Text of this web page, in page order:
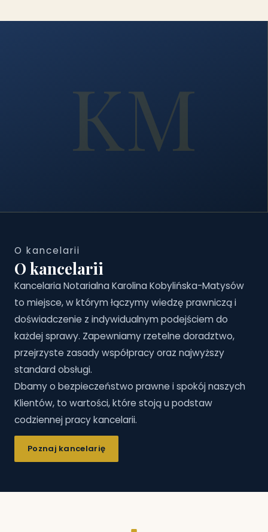
KM
O kancelarii
O kancelarii
Kancelaria Notarialna Karolina Kobylińska-Matysów
to miejsce, w którym łączymy wiedzę prawniczą i
doświadczenie z indywidualnym podejściem do
każdej sprawy. Zapewniamy rzetelne doradztwo,
przejrzyste zasady współpracy oraz najwyższy
standard obsługi.
Dbamy o bezpieczeństwo prawne i spokój naszych
Klientów, to wartości, które stoją u podstaw
codziennej pracy kancelarii.
Poznaj kancelarię